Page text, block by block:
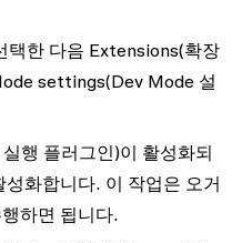
택한 다음 Extensions(확장
settings(Dev Mode 설
행 플러그인)이 활성화되
화합니다. 이 작업은 오거
하면 됩니다.